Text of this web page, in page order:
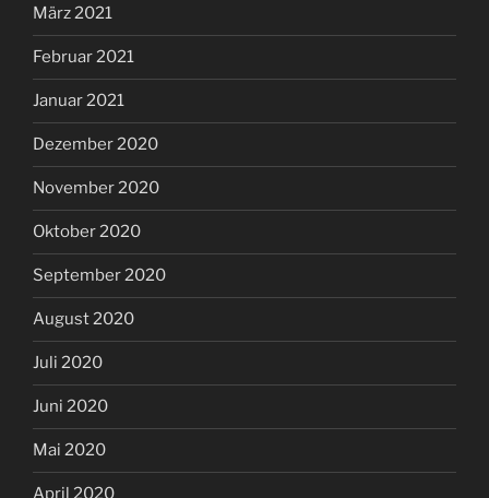
März 2021
Februar 2021
Januar 2021
Dezember 2020
November 2020
Oktober 2020
September 2020
August 2020
Juli 2020
Juni 2020
Mai 2020
April 2020